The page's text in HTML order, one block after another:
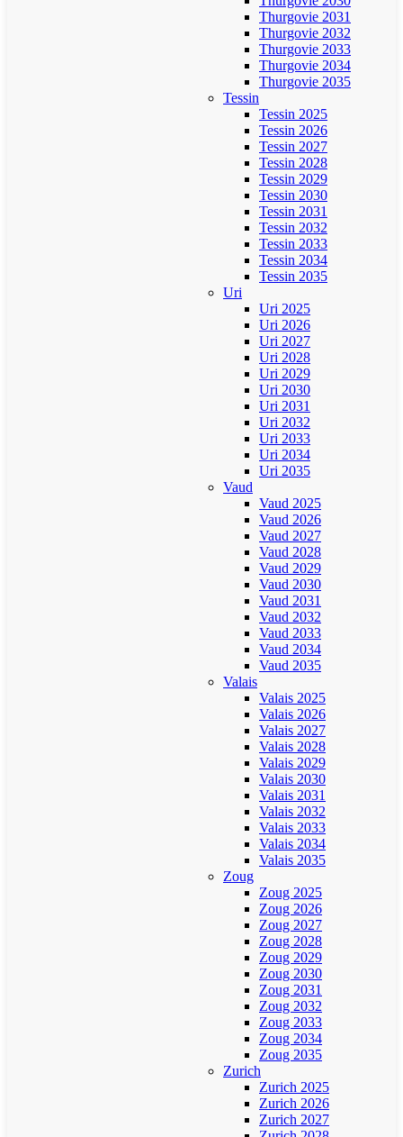
Thurgovie 2031
Thurgovie 2032
Thurgovie 2033
Thurgovie 2034
Thurgovie 2035
Tessin
Tessin 2025
Tessin 2026
Tessin 2027
Tessin 2028
Tessin 2029
Tessin 2030
Tessin 2031
Tessin 2032
Tessin 2033
Tessin 2034
Tessin 2035
Uri
Uri 2025
Uri 2026
Uri 2027
Uri 2028
Uri 2029
Uri 2030
Uri 2031
Uri 2032
Uri 2033
Uri 2034
Uri 2035
Vaud
Vaud 2025
Vaud 2026
Vaud 2027
Vaud 2028
Vaud 2029
Vaud 2030
Vaud 2031
Vaud 2032
Vaud 2033
Vaud 2034
Vaud 2035
Valais
Valais 2025
Valais 2026
Valais 2027
Valais 2028
Valais 2029
Valais 2030
Valais 2031
Valais 2032
Valais 2033
Valais 2034
Valais 2035
Zoug
Zoug 2025
Zoug 2026
Zoug 2027
Zoug 2028
Zoug 2029
Zoug 2030
Zoug 2031
Zoug 2032
Zoug 2033
Zoug 2034
Zoug 2035
Zurich
Zurich 2025
Zurich 2026
Zurich 2027